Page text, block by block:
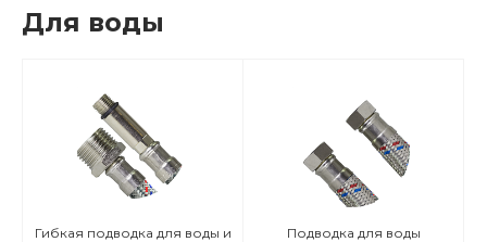
Для воды
Гибкая подводка для воды и
Подводка для воды